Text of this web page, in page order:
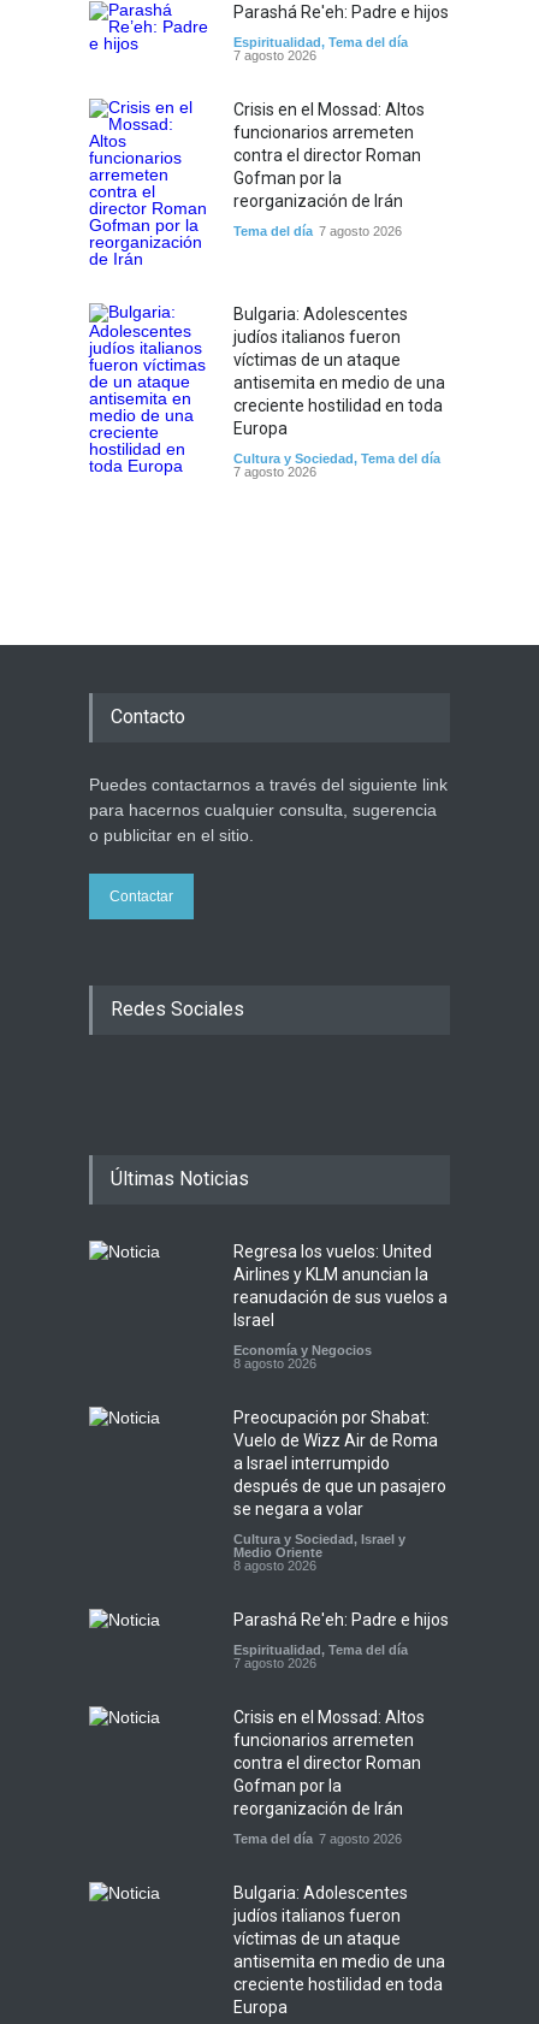
Parashá Re'eh: Padre e hijos
Espiritualidad, Tema del día
7 agosto 2026
Crisis en el Mossad: Altos
funcionarios arremeten
contra el director Roman
Gofman por la
reorganización de Irán
Tema del día 7 agosto 2026
Bulgaria: Adolescentes
judíos italianos fueron
víctimas de un ataque
antisemita en medio de una
creciente hostilidad en toda
Europa
Cultura y Sociedad, Tema del día
7 agosto 2026
Contacto
Puedes contactarnos a través del siguiente link
para hacernos cualquier consulta, sugerencia
o publicitar en el sitio.
Contactar
Redes Sociales
Últimas Noticias
Regresa los vuelos: United
Airlines y KLM anuncian la
reanudación de sus vuelos a
Israel
Economía y Negocios
8 agosto 2026
Preocupación por Shabat:
Vuelo de Wizz Air de Roma
a Israel interrumpido
después de que un pasajero
se negara a volar
Cultura y Sociedad, Israel y
Medio Oriente
8 agosto 2026
Parashá Re'eh: Padre e hijos
Espiritualidad, Tema del día
7 agosto 2026
Crisis en el Mossad: Altos
funcionarios arremeten
contra el director Roman
Gofman por la
reorganización de Irán
Tema del día 7 agosto 2026
Bulgaria: Adolescentes
judíos italianos fueron
víctimas de un ataque
antisemita en medio de una
creciente hostilidad en toda
Europa